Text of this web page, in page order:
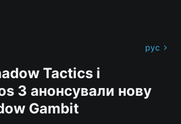
рус
Tactics і
3 анонсували нову
Gambit